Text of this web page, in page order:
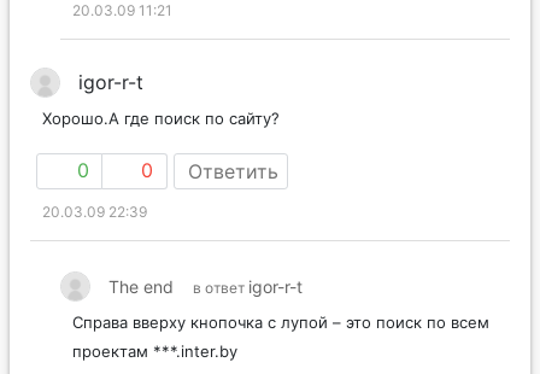
20.03.09 11:21
igor-r-t
Хорошо.А где поиск по сайту?
0 0 Ответить
20.03.09 22:39
The end в ответ igor-r-t
Справа вверху кнопочка с лупой – это поиск по всем
проектам ***.inter.by